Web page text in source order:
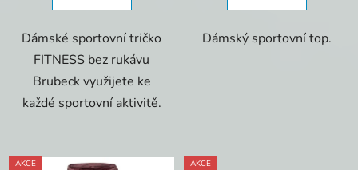
Dámské sportovní tričko
FITNESS bez rukávu
Brubeck využijete ke
každé sportovní aktivitě.
Dámský sportovní top.
AKCE AKCE